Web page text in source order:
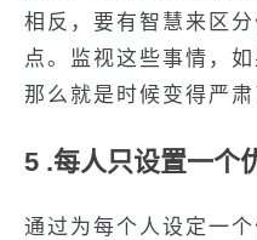
相反，要有智慧来区
点。监视这些事情，
那么就是时候变得严肃
5 .每人只设置一个
通过为每个人设定一